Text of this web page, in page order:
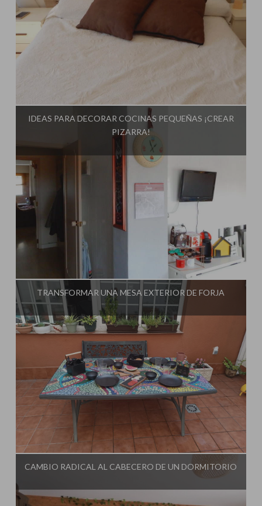
Influencer: El Taller de Ire
IDEAS PARA DECORAR COCINAS PEQUEÑAS ¡CREAR
PIZARRA!
Influencer: El Taller de Ire
TRANSFORMAR UNA MESA EXTERIOR DE FORJA
Influencer: El Taller de Ire
CAMBIO RADICAL AL CABECERO DE UN DORMITORIO